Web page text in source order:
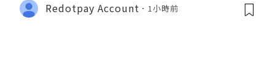
Redotpay Account 1小時前